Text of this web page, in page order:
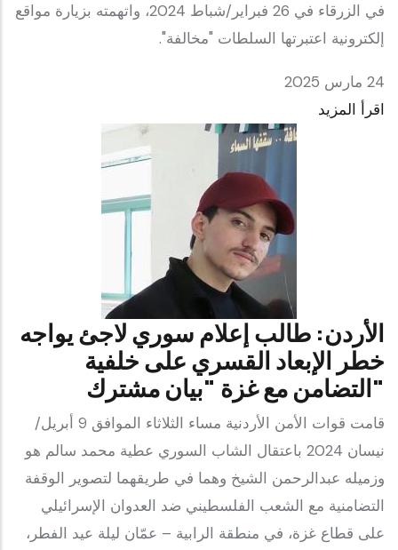
في الزرقاء في 26 فبراير/شباط 2024، واتهمته بزيارة مواقع
إلكترونية اعتبرتها السلطات "مخالفة".
24 مارس 2025
اقرأ المزيد
الأردن: طالب إعلام سوري لاجئ يواجه
خطر الإبعاد القسري على خلفية
التضامن مع غزة "بيان مشترك"
قامت قوات الأمن الأردنية مساء الثلاثاء الموافق 9 أبريل/
نيسان 2024 باعتقال الشاب السوري عطية محمد سالم هو
وزميله عبدالرحمن الشيخ وهما في طريقهما لتصوير الوقفة
التضامنية مع الشعب الفلسطيني ضد العدوان الإسرائيلي
على قطاع غزة، في منطقة الرابية – عمّان ليلة عيد الفطر،